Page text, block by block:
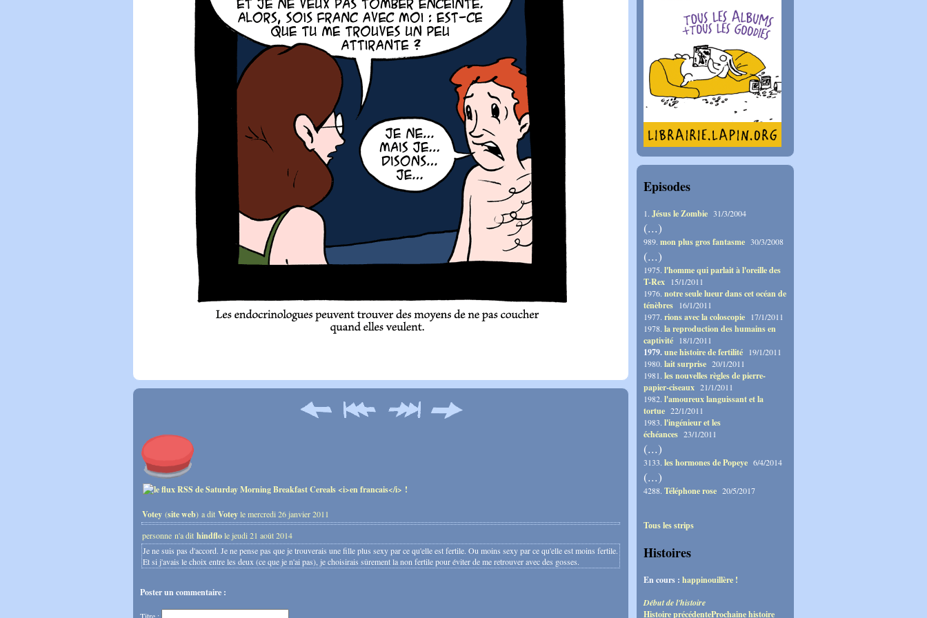
Votey (site web) a dit Voteyle mercredi 26 janvier 2011
personne n'a dit hindflole jeudi 21 août 2014
Je ne suis pas d'accord. Je ne pense pas que je trouverais une fille plus sexy par ce qu'elle est fertile. Ou moins sexy par ce qu'elle est moins fertile.
Et si j'avais le choix entre les deux (ce que je n'ai pas), je choisirais sûrement la non fertile pour éviter de me retrouver avec des gosses.
Poster un commentaire :
Titre :
Episodes
1. Jésus le Zombie 31/3/2004
(...)
989. mon plus gros fantasme 30/3/2008
(...)
1975. l'homme qui parlait à l'oreille des
T-Rex 15/1/2011
1976. notre seule lueur dans cet océan de
ténèbres 16/1/2011
1977. rions avec la coloscopie 17/1/2011
1978. la reproduction des humains en
captivité 18/1/2011
1979.une histoire de fertilité
19/1/2011
1980. lait surprise 20/1/2011
1981. les nouvelles règles de pierre-
papier-ciseaux 21/1/2011
1982. l'amoureux languissant et la
tortue 22/1/2011
1983. l'ingénieur et les
échéances 23/1/2011
(...)
3133. les hormones de Popeye 6/4/2014
(...)
4288. Téléphone rose 20/5/2017
Tous les strips
Histoires
En cours : happinouillère !
Début de l'histoire
Histoire précédenteProchaine histoire